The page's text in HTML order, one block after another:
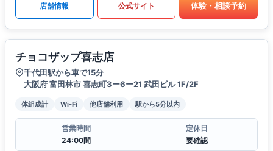
店舗情報 公式サイト 体験・相談予約
チョコザップ喜志店
千代田駅から車で15分
大阪府 富田林市 喜志町3ー6ー21 武田ビル 1F/2F
体組成計 Wi-Fi 他店舗利用 駅から5分以内
営業時間
24:00間
定休日
要確認